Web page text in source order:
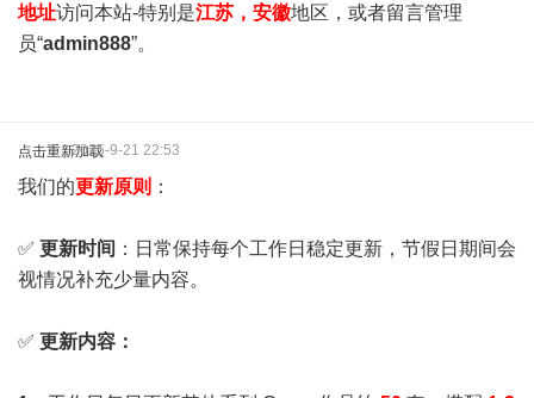
地址访问本站-特别是江苏，安徽地区，或者留言管理
员“admin888”。
点击重新加载2025-9-21 22:53
我们的更新原则 ：
✅ 更新时间 ：日常保持每个工作日稳定更新，节假日期间会
视情况补充少量内容。
✅ 更新内容：